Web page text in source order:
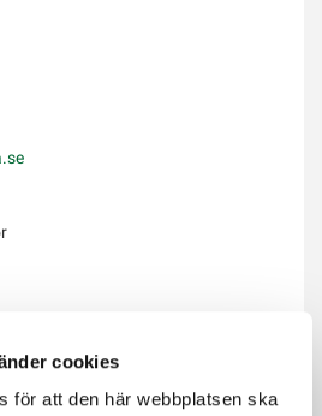
cookies
för att den här webbplatsen ska